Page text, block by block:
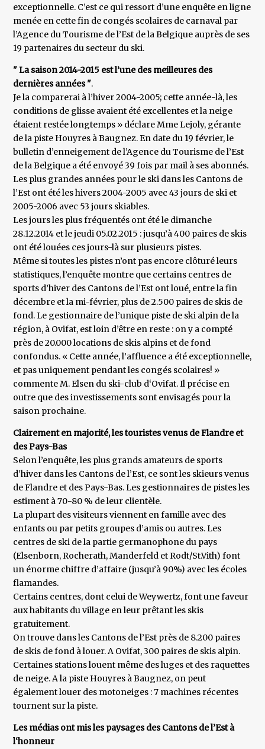
exceptionnelle. C’est ce qui ressort d’une enquête en ligne
menée en cette fin de congés scolaires de carnaval par
l’Agence du Tourisme de l’Est de la Belgique auprès de ses
19 partenaires du secteur du ski.
" La saison 2014-2015 est l’une des meilleures des
dernières années ".
Je la comparerai à l’hiver 2004-2005; cette année-là, les
conditions de glisse avaient été excellentes et la neige
étaient restée longtemps » déclare Mme Lejoly, gérante
de la piste Houyres à Baugnez. En date du 19 février, le
bulletin d’enneigement de l’Agence du Tourisme de l’Est
de la Belgique a été envoyé 39 fois par mail à ses abonnés.
Les plus grandes années pour le ski dans les Cantons de
l’Est ont été les hivers 2004-2005 avec 43 jours de ski et
2005-2006 avec 53 jours skiables.
Les jours les plus fréquentés ont été le dimanche
28.12.2014 et le jeudi 05.02.2015 : jusqu’à 400 paires de skis
ont été louées ces jours-là sur plusieurs pistes.
Même si toutes les pistes n’ont pas encore clôturé leurs
statistiques, l’enquête montre que certains centres de
sports d’hiver des Cantons de l’Est ont loué, entre la fin
décembre et la mi-février, plus de 2.500 paires de skis de
fond. Le gestionnaire de l’unique piste de ski alpin de la
région, à Ovifat, est loin d’être en reste : on y a compté
près de 20.000 locations de skis alpins et de fond
confondus. « Cette année, l’affluence a été exceptionnelle,
et pas uniquement pendant les congés scolaires! »
commente M. Elsen du ski-club d‘Ovifat. Il précise en
outre que des investissements sont envisagés pour la
saison prochaine.
Clairement en majorité, les touristes venus de Flandre et
des Pays-Bas
Selon l’enquête, les plus grands amateurs de sports
d’hiver dans les Cantons de l’Est, ce sont les skieurs venus
de Flandre et des Pays-Bas. Les gestionnaires de pistes les
estiment à 70-80 % de leur clientèle.
La plupart des visiteurs viennent en famille avec des
enfants ou par petits groupes d’amis ou autres. Les
centres de ski de la partie germanophone du pays
(Elsenborn, Rocherath, Manderfeld et Rodt/St.Vith) font
un énorme chiffre d’affaire (jusqu’à 90%) avec les écoles
flamandes.
Certains centres, dont celui de Weywertz, font une faveur
aux habitants du village en leur prêtant les skis
gratuitement.
On trouve dans les Cantons de l’Est près de 8.200 paires
de skis de fond à louer. A Ovifat, 300 paires de skis alpin.
Certaines stations louent même des luges et des raquettes
de neige. A la piste Houyres à Baugnez, on peut
également louer des motoneiges : 7 machines récentes
tournent sur la piste.
Les médias ont mis les paysages des Cantons de l’Est à
l‘honneur